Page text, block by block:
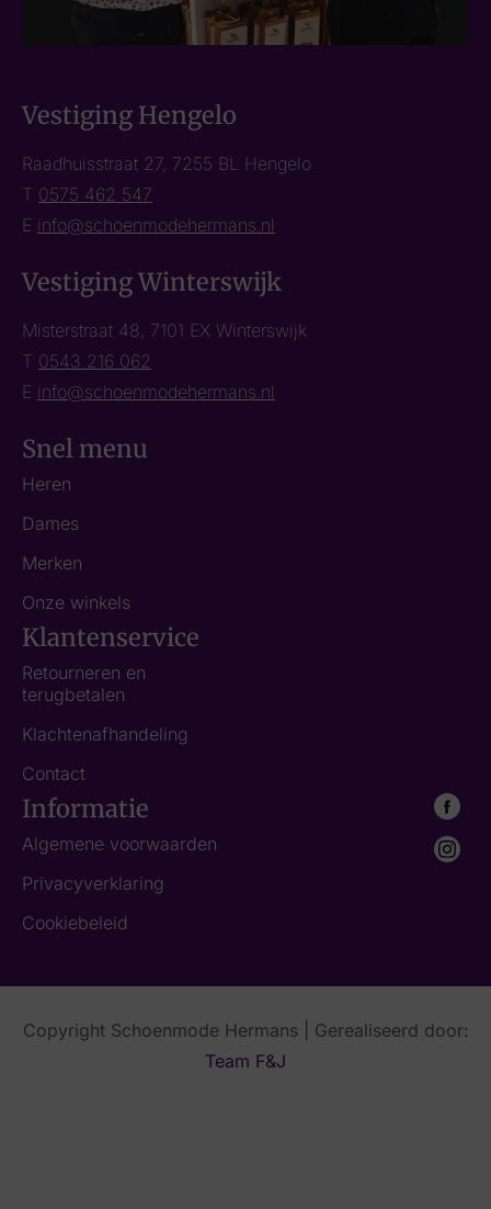
Vestiging Hengelo
Raadhuisstraat 27, 7255 BL Hengelo
T 0575 462 547
E info@schoenmodehermans.nl
Vestiging Winterswijk
Misterstraat 48, 7101 EX Winterswijk
T 0543 216 062
E info@schoenmodehermans.nl
Snel menu
Heren
Dames
Merken
Onze winkels
Klantenservice
Retourneren en
terugbetalen
Klachtenafhandeling
Contact
Informatie
Algemene voorwaarden
Privacyverklaring
Cookiebeleid
Copyright Schoenmode Hermans | Gerealiseerd door:
Team F&J